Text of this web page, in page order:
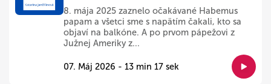
8. mája 2025 zaznelo očakávané Habemus
papam a všetci sme s napätím čakali, kto sa
objaví na balkóne. A po prvom pápežovi z
Južnej Ameriky z...
07. Máj 2026 - 13 min 17 sek